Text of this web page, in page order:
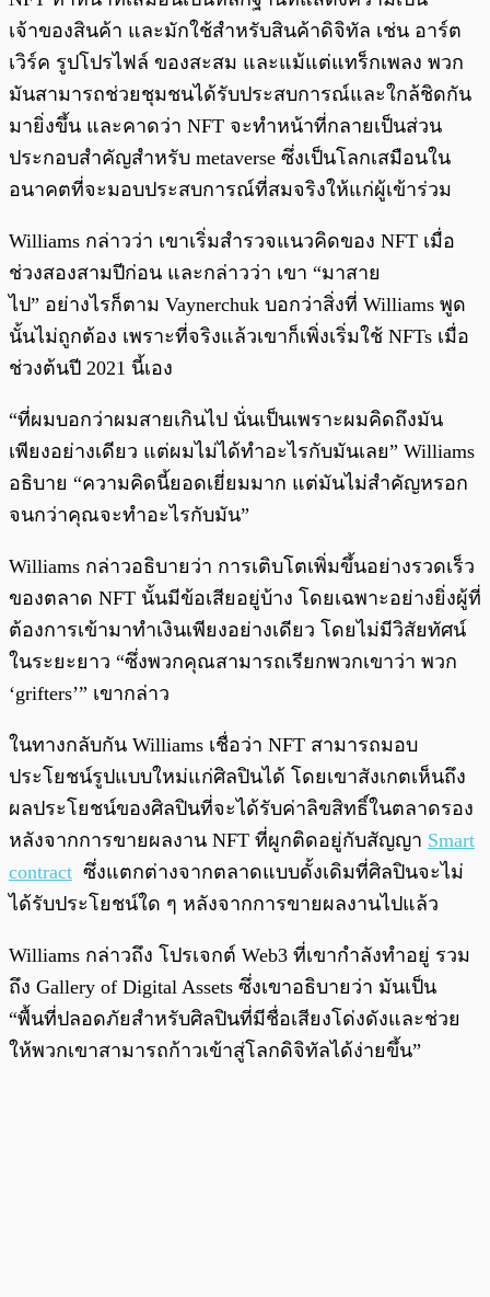
เจ้าของสินค้า และมักใช้สำหรับสินค้าดิจิทัล เช่น อาร์ต
เวิร์ค รูปโปรไฟล์ ของสะสม และแม้แต่แทร็กเพลง พวก
มันสามารถช่วยชุมชนได้รับประสบการณ์และใกล้ชิดกัน
มายิ่งขึ้น และคาดว่า NFT จะทำหน้าที่กลายเป็นส่วน
ประกอบสำคัญสำหรับ metaverse ซึ่งเป็นโลกเสมือนใน
อนาคตที่จะมอบประสบการณ์ที่สมจริงให้แก่ผู้เข้าร่วม
Williams กล่าวว่า เขาเริ่มสำรวจแนวคิดของ NFT เมื่อ
ช่วงสองสามปีก่อน และกล่าวว่า เขา “มาสาย
ไป” อย่างไรก็ตาม Vaynerchuk บอกว่าสิ่งที่ Williams พูด
นั้นไม่ถูกต้อง เพราะที่จริงแล้วเขาก็เพิ่งเริ่มใช้ NFTs เมื่อ
ช่วงต้นปี 2021 นี้เอง
“ที่ผมบอกว่าผมสายเกินไป นั่นเป็นเพราะผมคิดถึงมัน
เพียงอย่างเดียว แต่ผมไม่ได้ทำอะไรกับมันเลย” Williams
อธิบาย “ความคิดนี้ยอดเยี่ยมมาก แต่มันไม่สำคัญหรอก
จนกว่าคุณจะทำอะไรกับมัน”
Williams กล่าวอธิบายว่า การเติบโตเพิ่มขึ้นอย่างรวดเร็ว
ของตลาด NFT นั้นมีข้อเสียอยู่บ้าง โดยเฉพาะอย่างยิ่งผู้ที่
ต้องการเข้ามาทำเงินเพียงอย่างเดียว โดยไม่มีวิสัยทัศน์
ในระยะยาว “ซึ่งพวกคุณสามารถเรียกพวกเขาว่า พวก
‘grifters’” เขากล่าว
ในทางกลับกัน Williams เชื่อว่า NFT สามารถมอบ
ประโยชน์รูปแบบใหม่แก่ศิลปินได้ โดยเขาสังเกตเห็นถึง
ผลประโยชน์ของศิลปินที่จะได้รับค่าลิขสิทธิ์ในตลาดรอง
หลังจากการขายผลงาน NFT ที่ผูกติดอยู่กับสัญญา Smart
contract ซึ่งแตกต่างจากตลาดแบบดั้งเดิมที่ศิลปินจะไม่
ได้รับประโยชน์ใด ๆ หลังจากการขายผลงานไปแล้ว
Williams กล่าวถึง โปรเจกต์ Web3 ที่เขากำลังทำอยู่ รวม
ถึง Gallery of Digital Assets ซึ่งเขาอธิบายว่า มันเป็น
“พื้นที่ปลอดภัยสำหรับศิลปินที่มีชื่อเสียงโด่งดังและช่วย
ให้พวกเขาสามารถก้าวเข้าสู่โลกดิจิทัลได้ง่ายขึ้น”